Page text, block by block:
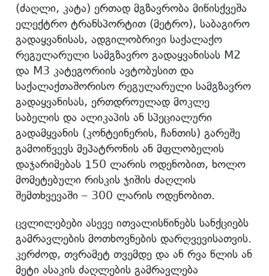
(ძაღლი, კატა) ერთად მგზავრობა მიწისქვეშა
ელექტრო ტრანსპორტით (მეტრო), საბაგირო
გადაყვანისას, ადგილობრივი საქალაქო
რეგულარული სამგზავრო გადაყვანისას M2
და M3 კატეგორიის ავტობუსით და
საქალაქთაშორისო რეგულარული სამგზავრო
გადაყვანისას, ერთდროულად მოკლე
საბელის და ალიკაპის ან სპეციალური
გადამყვანის (კონტეინერის, ჩანთის) გარეშე
გამოიწვევს მეპატრონის ან მფლობელის
დაჯარიმებას 150 ლარის ოდენობით, ხოლო
მომეტებული რისკის ჯიშის ძაღლის
შემთხვევაში – 300 ლარის ოდენობით.
ცვლილებები ასევე ითვალისწინებს სანქციებს
გამრავლების მოთხოვნების დარღვევისათვის.
კერძოდ, თვრამეტ თვემდე და ან რვა წლის ან
მეტი ასაკის ძაღლების გამრავლება